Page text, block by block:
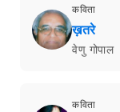
कविता
ख़तरे
वेणु गोपाल
कविता